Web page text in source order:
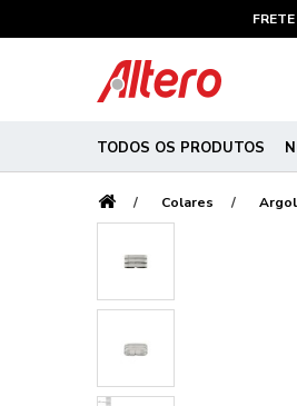
TODOS OS PRODUTOS
Colares